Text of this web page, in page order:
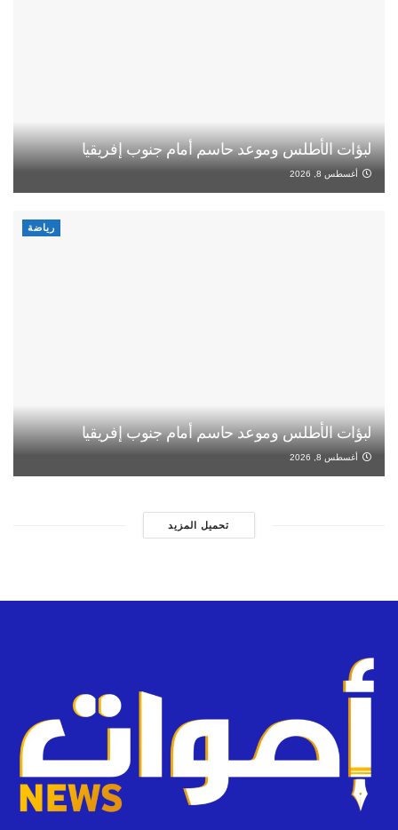
لبؤات الأطلس وموعد حاسم أمام جنوب إفريقيا
أغسطس 8, 2026
رياضة
لبؤات الأطلس وموعد حاسم أمام جنوب إفريقيا
أغسطس 8, 2026
تحميل المزيد